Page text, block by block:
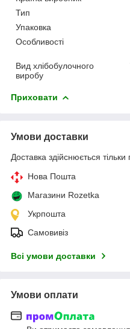
Тип
Упаковка
Особливості
Вид хлібобулочного
виробу
Приховати
Умови доставки
Доставка здійснюється тільки
Нова Пошта
Магазини Rozetka
Укрпошта
Самовивіз
Всі умови доставки
Умови оплати